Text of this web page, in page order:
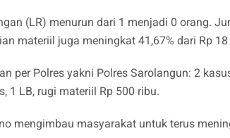
(LR) menurun dari 1 menjadi 0 orang.
materiil juga meningkat 41,67% dari Rp
per Polres yakni Polres Sarolangun: 2
1 LB, rugi materiil Rp 500 ribu.
mengimbau masyarakat untuk terus